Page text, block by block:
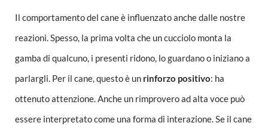
Il comportamento del cane è influenzato anche dalle nostre
reazioni. Spesso, la prima volta che un cucciolo monta la
gamba di qualcuno, i presenti ridono, lo guardano o iniziano a
parlargli. Per il cane, questo è un rinforzo positivo: ha
ottenuto attenzione. Anche un rimprovero ad alta voce può
essere interpretato come una forma di interazione. Se il cane